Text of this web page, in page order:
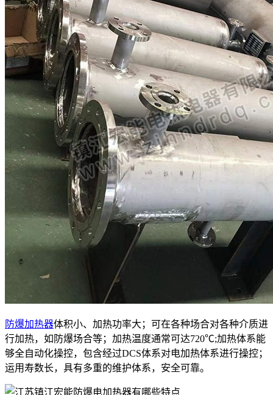
防爆加热器体积小、加热功率大；可在各种场合对各种介质进
行加热，如防爆场合等；加热温度通常可达720℃;加热体系能
够全自动化操控，包含经过DCS体系对电加热体系进行操控；
运用寿数长，具有多重的维护体系，安全可靠。